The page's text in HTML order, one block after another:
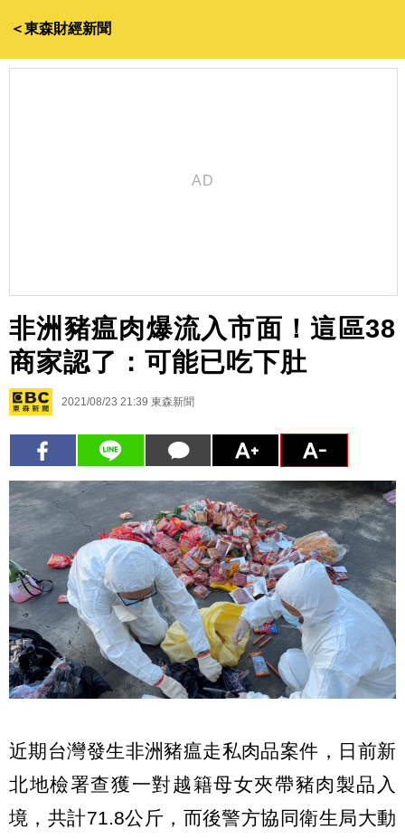
＜東森財經新聞
非洲豬瘟肉爆流入市面！這區38
商家認了：可能已吃下肚
2021/08/23 21:39 東森新聞
近期台灣發生非洲豬瘟走私肉品案件，日前新
北地檢署查獲一對越籍母女夾帶豬肉製品入
境，共計71.8公斤，而後警方協同衛生局大動